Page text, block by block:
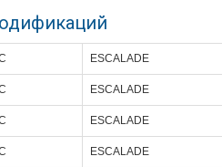
ESCALADE
ESCALADE
ESCALADE
ESCALADE